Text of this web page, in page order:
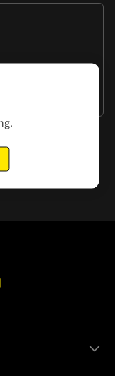
期間提供的建議
祕感而保留下來的
也感謝大家的包
~